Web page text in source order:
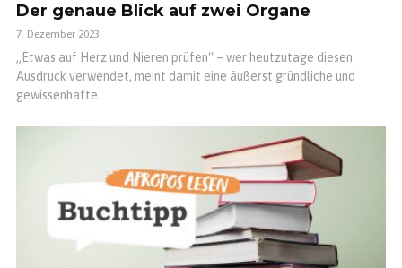
Der genaue Blick auf zwei Organe
7. Dezember 2023
„Etwas auf Herz und Nieren prüfen“ – wer heutzutage diesen
Ausdruck verwendet, meint damit eine äußerst gründliche und
gewissenhafte...